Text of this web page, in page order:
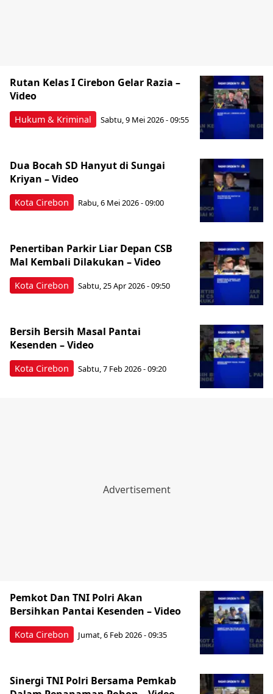
Hukum & Kriminal
Rutan Kelas I Cirebon Gelar Razia –
Video
Sabtu, 9 Mei 2026 - 09:55
Kota Cirebon
Dua Bocah SD Hanyut di Sungai
Kriyan – Video
Rabu, 6 Mei 2026 - 09:00
Kota Cirebon
Penertiban Parkir Liar Depan CSB
Mal Kembali Dilakukan – Video
Sabtu, 25 Apr 2026 - 09:50
Kota Cirebon
Bersih Bersih Masal Pantai
Kesenden – Video
Sabtu, 7 Feb 2026 - 09:20
Kota Cirebon
Pemkot Dan TNI Polri Akan
Bersihkan Pantai Kesenden – Video
Jumat, 6 Feb 2026 - 09:35
Sinergi TNI Polri Bersama Pemkab